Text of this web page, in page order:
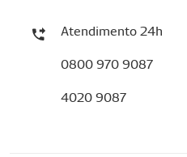
Atendimento 24h
0800 970 9087
4020 9087